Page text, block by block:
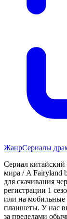
ЖанрСериалы
Сериал китайский
мира / A Fairyland
для скачивания
регистрации 1
или на
планшеты. У нас
за пределами